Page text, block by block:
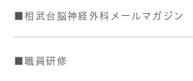
■相武台脳神経外科メールマガジン
■職員研修